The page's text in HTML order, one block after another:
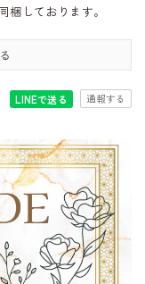
梱しております。
LINEで送る 通報する